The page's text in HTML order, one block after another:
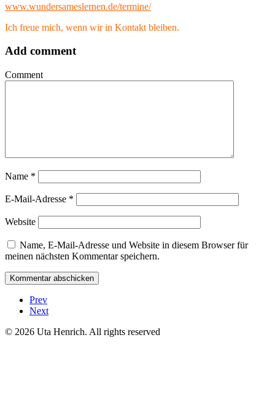
www.wundersameslernen.de/termine/
Ich freue mich, wenn wir in Kontakt bleiben.
Add comment
Comment
Name *
E-Mail-Adresse *
Website
Name, E-Mail-Adresse und Website in diesem Browser für
meinen nächsten Kommentar speichern.
Prev
Next
© 2026 Uta Henrich. All rights reserved